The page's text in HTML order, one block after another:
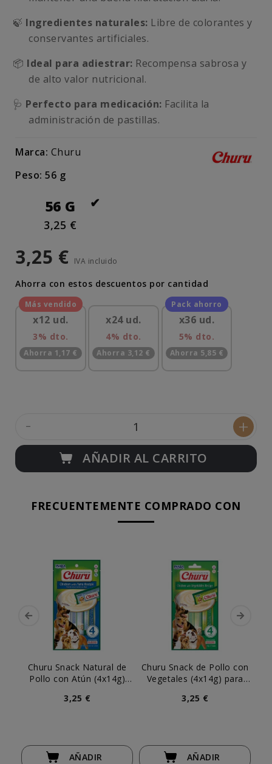
🍃 Ingredientes naturales: Libre de colorantes y
conservantes artificiales.
📦 Ideal para adiestrar: Recompensa sabrosa y
de alto valor nutricional.
🩺 Perfecto para medicación: Facilita la
administración de pastillas.
Marca: Churu
Peso: 56 g
56 G
3,25 €
3,25 € IVA incluido
Ahorra con estos descuentos por cantidad
x12 ud.
3% dto.
Ahorra 1,17 €
x24 ud.
4% dto.
Ahorra 3,12 €
x36 ud.
5% dto.
Ahorra 5,85 €
- +
AÑADIR AL CARRITO
FRECUENTEMENTE COMPRADO CON
Churu Snack Natural de
Pollo con Atún (4x14g)
3,25 €
AÑADIR
Churu Snack de Pollo con
Vegetales (4x14g) para
3,25 €
AÑADIR